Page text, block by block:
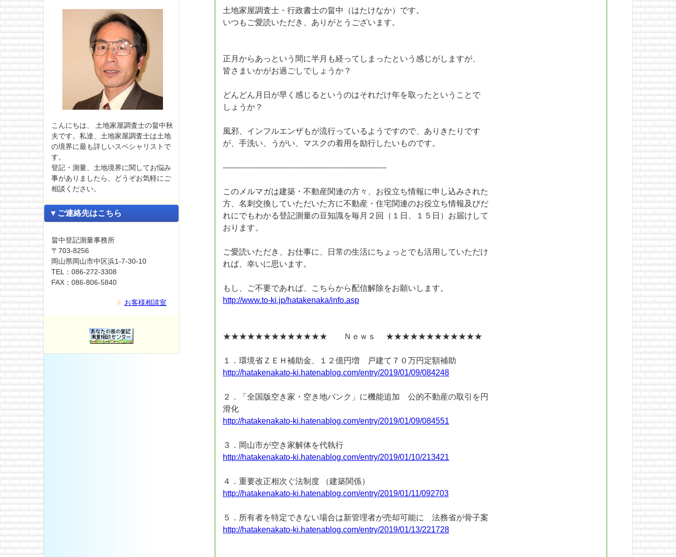
こんにちは、 土地家屋調査士の畠中秋
夫です。私達、土地家屋調査士は土地
の境界に最も詳しいスペシャリストで
す。
登記・測量、土地境界に関してお悩み
事がありましたら、どうぞお気軽にご
相談ください。
▼ご連絡先はこちら
畠中登記測量事務所
〒703-8256
岡山県岡山市中区浜1-7-30-10
TEL：086-272-3308
FAX：086-806-5840
お客様相談室
土地家屋調査士・行政書士の畠中（はたけなか）です。
いつもご愛読いただき、ありがとうございます。
正月からあっという間に半月も経ってしまったという感じがしますが、
皆さまいかがお過ごしでしょうか？
どんどん月日が早く感じるというのはそれだけ年を取ったということで
しょうか？
風邪、インフルエンザもが流行っているようですので、ありきたりです
が、手洗い、うがい、マスクの着用を励行したいものです。
-----------------------------------------------------------------
このメルマガは建築・不動産関連の方々、お役立ち情報に申し込みされた
方、名刺交換していただいた方に不動産・住宅関連のお役立ち情報及びだ
れにでもわかる登記測量の豆知識を毎月２回（１日、１５日）お届けして
おります。
ご愛読いただき、お仕事に、日常の生活にちょっとでも活用していただけ
れば、幸いに思います。
もし、ご不要であれば、こちらから配信解除をお願いします。
http://www.to-ki.jp/hatakenaka/info.asp
★★★★★★★★★★★★★ Ｎｅｗｓ ★★★★★★★★★★★★
１．環境省ＺＥＨ補助金、１２億円増 戸建て７０万円定額補助
http://hatakenakato-ki.hatenablog.com/entry/2019/01/09/084248
２．「全国版空き家・空き地バンク」に機能追加 公的不動産の取引を円
滑化
http://hatakenakato-ki.hatenablog.com/entry/2019/01/09/084551
３．岡山市が空き家解体を代執行
http://hatakenakato-ki.hatenablog.com/entry/2019/01/10/213421
４．重要改正相次ぐ法制度 （建築関係）
http://hatakenakato-ki.hatenablog.com/entry/2019/01/11/092703
５．所有者を特定できない場合は新管理者が売却可能に 法務省が骨子案
http://hatakenakato-ki.hatenablog.com/entry/2019/01/13/221728